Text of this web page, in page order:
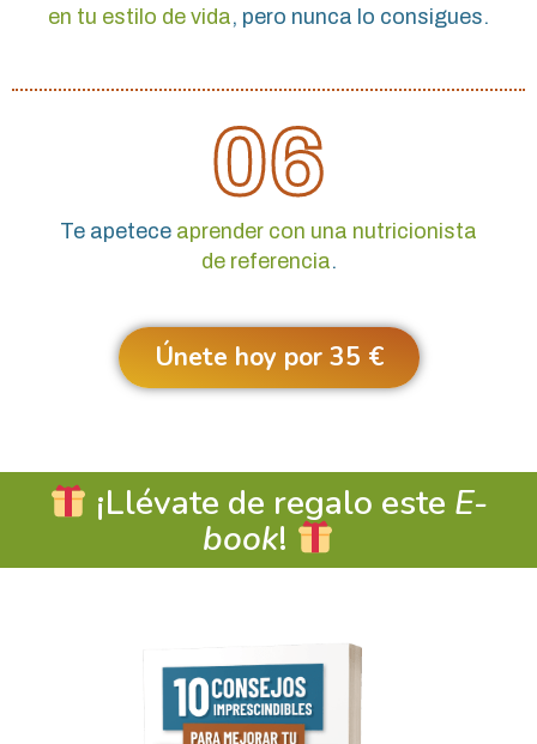
en tu estilo de vida, pero nunca lo consigues.
06
Te apetece aprender con una nutricionista
de referencia.
Únete hoy por 35 €
¡Llévate de regalo este E-
book!